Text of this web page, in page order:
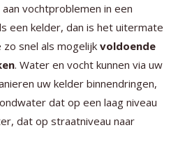
vochtproblemen in een
een kelder, dan is het uitermate
snel als mogelijk voldoende
. Water en vocht kunnen via uw
uw kelder binnendringen,
dat op een laag niveau
dat op straatniveau naar